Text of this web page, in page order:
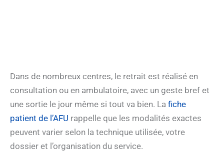
Dans de nombreux centres, le retrait est réalisé en
consultation ou en ambulatoire, avec un geste bref et
une sortie le jour même si tout va bien. La fiche
patient de l’AFU rappelle que les modalités exactes
peuvent varier selon la technique utilisée, votre
dossier et l’organisation du service.